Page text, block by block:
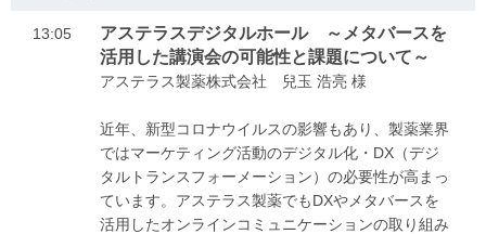
13:05
アステラスデジタルホール ～メタバースを
活用した講演会の可能性と課題について～
アステラス製薬株式会社 兒玉 浩亮 様
近年、新型コロナウイルスの影響もあり、製薬業界
ではマーケティング活動のデジタル化・DX（デジ
タルトランスフォーメーション）の必要性が高まっ
ています。アステラス製薬でもDXやメタバースを
活用したオンラインコミュニケーションの取り組み